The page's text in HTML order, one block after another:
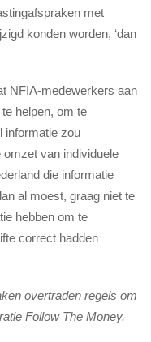
met
konden worden, ‘dan
NFIA-medewerkers aan
helpen, om te
informatie zou
van individuele
die informatie
al moest, graag niet te
hebben om te
correct hadden
overtraden regels om
Follow The Money.